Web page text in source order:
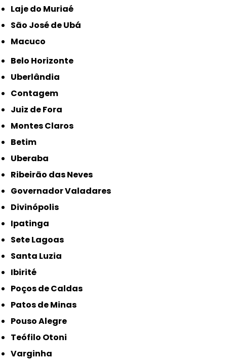
Laje do Muriaé
São José de Ubá
Macuco
Belo Horizonte
Uberlândia
Contagem
Juiz de Fora
Montes Claros
Betim
Uberaba
Ribeirão das Neves
Governador Valadares
Divinópolis
Ipatinga
Sete Lagoas
Santa Luzia
Ibirité
Poços de Caldas
Patos de Minas
Pouso Alegre
Teófilo Otoni
Varginha